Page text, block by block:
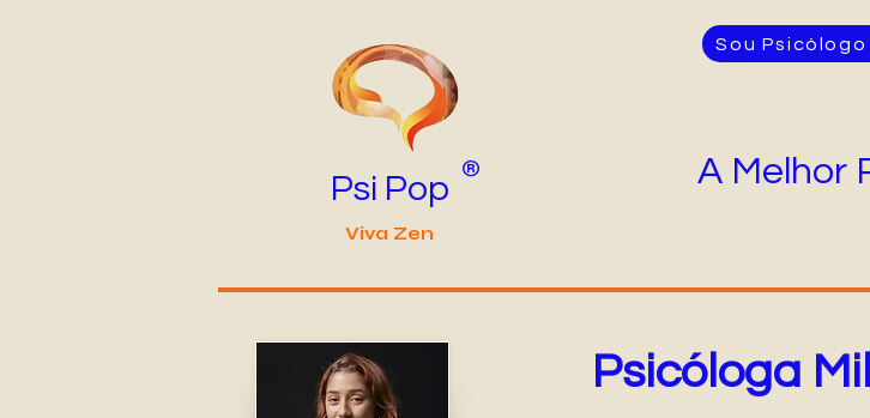
Psi Pop
®
Viva Zen
Sou Psicólogo
A Melhor
Psicóloga